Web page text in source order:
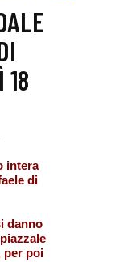
18
intera
di
danno
per poi